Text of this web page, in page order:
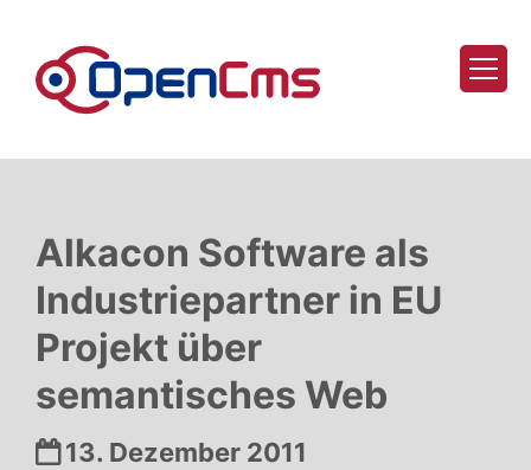
Alkacon Software als
Industriepartner in EU
Projekt über
semantisches Web
Datum:
13. Dezember 2011